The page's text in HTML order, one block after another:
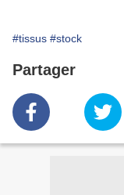
#tissus #stock
Partager